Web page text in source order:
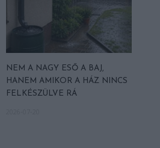
NEM A NAGY ESŐ A BAJ,
HANEM AMIKOR A HÁZ NINCS
FELKÉSZÜLVE RÁ